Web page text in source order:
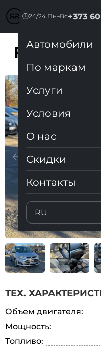
🕒24/24 Пн–Вс+373
Автомобили
По маркам
Услуги
Условия
О нас
Cкидки
Контакты
FORD C-
ТЕХ.
Объем двигателя:
Мощность:
Топливо: